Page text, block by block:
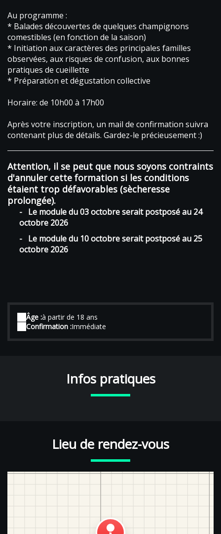
Au programme :
* Balades découvertes de quelques champignons
comestibles (en fonction de la saison)
* Initiation aux caractères des principales familles
observées, aux risques de confusion, aux bonnes
pratiques de cueillette
* Préparation et dégustation collective
Horaire: de 10h00 à 17h00
Après votre inscription, un mail de confirmation suivra
contenant plus de détails. Gardez-le précieusement :)
Attention, il se peut que nous soyons contraints
d'annuler cette formation si les conditions
étaient trop défavorables (sècheresse
prolongée).
- Le module du 03 octobre serait postposé au 24
octobre 2026
- Le module du 10 octobre serait postposé au 25
octobre 2026
Âge :à partir de 18 ans
Confirmation :Immédiate
Infos pratiques
Lieu de rendez-vous